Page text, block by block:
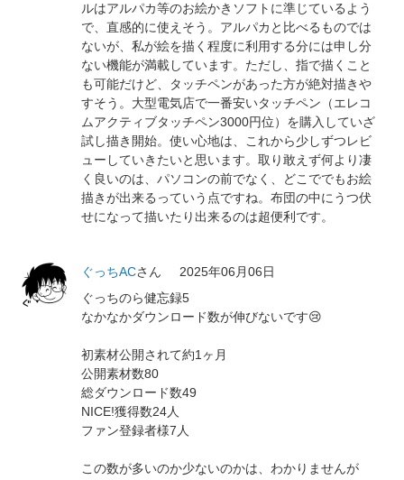
ルはアルパカ等のお絵かきソフトに準じているよう
で、直感的に使えそう。アルパカと比べるものでは
ないが、私が絵を描く程度に利用する分には申し分
ない機能が満載しています。ただし、指で描くこと
も可能だけど、タッチペンがあった方が絶対描きや
すそう。大型電気店で一番安いタッチペン（エレコ
ムアクティブタッチペン3000円位）を購入していざ
試し描き開始。使い心地は、これから少しずつレビ
ューしていきたいと思います。取り敢えず何より凄
く良いのは、パソコンの前でなく、どこででもお絵
描きが出来るっていう点ですね。布団の中にうつ伏
せになって描いたり出来るのは超便利です。
ぐっちACさん
2025年06月06日
ぐっちのら健忘録5
なかなかダウンロード数が伸びないです😢
初素材公開されて約1ヶ月
公開素材数80
総ダウンロード数49
NICE!獲得数24人
ファン登録者様7人
この数が多いのか少ないのかは、わかりませんが